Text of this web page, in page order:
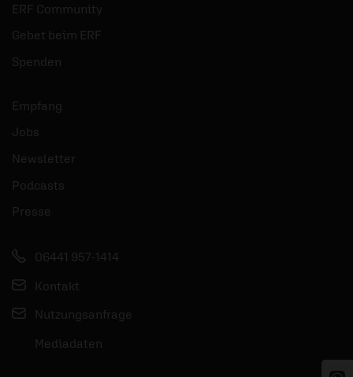
ERF Community
Gebet beim ERF
Spenden
Empfang
Jobs
Newsletter
Podcasts
Presse
06441 957-1414
Kontakt
Nutzungsanfrage
Mediadaten